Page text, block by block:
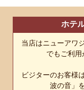
ホテ
当店はニューアワ
でもご利用
ビジターのお客様
波の音」